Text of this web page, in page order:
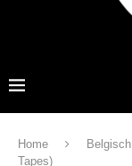
Home Belgisch
Tapes)